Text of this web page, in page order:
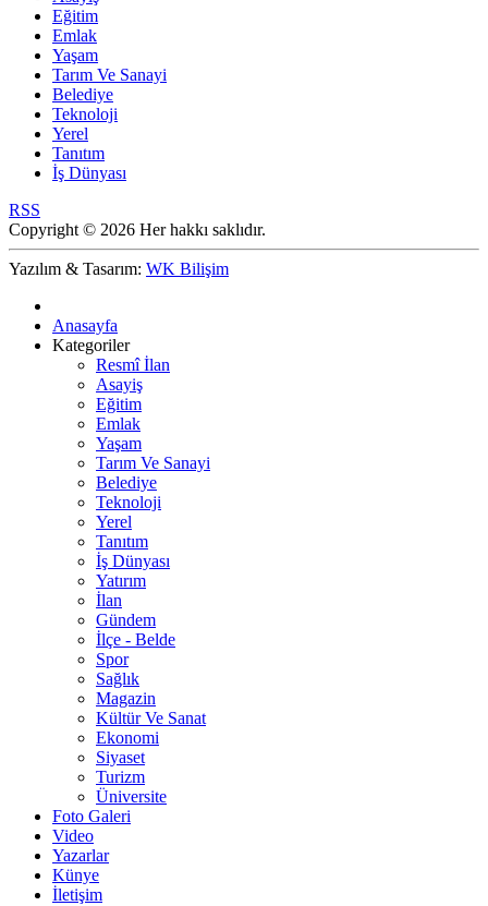
Eğitim
Emlak
Yaşam
Tarım Ve Sanayi
Belediye
Teknoloji
Yerel
Tanıtım
İş Dünyası
RSS
Copyright © 2026 Her hakkı saklıdır.
Yazılım & Tasarım: WK Bilişim
Anasayfa
Kategoriler
Resmî İlan
Asayiş
Eğitim
Emlak
Yaşam
Tarım Ve Sanayi
Belediye
Teknoloji
Yerel
Tanıtım
İş Dünyası
Yatırım
İlan
Gündem
İlçe - Belde
Spor
Sağlık
Magazin
Kültür Ve Sanat
Ekonomi
Siyaset
Turizm
Üniversite
Foto Galeri
Video
Yazarlar
Künye
İletişim